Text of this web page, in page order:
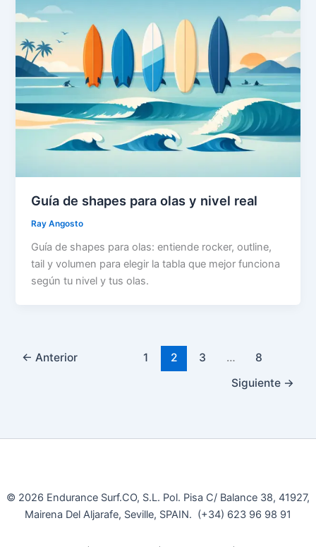
Guía de shapes para olas y nivel real
Ray Angosto
Guía de shapes para olas: entiende rocker, outline,
tail y volumen para elegir la tabla que mejor funciona
según tu nivel y tus olas.
← Anterior 1 2 3 …
8
Siguiente →
© 2026 Endurance Surf.CO, S.L. Pol. Pisa C/ Balance 38, 41927,
Mairena Del Aljarafe, Seville, SPAIN. (+34) 623 96 98 91